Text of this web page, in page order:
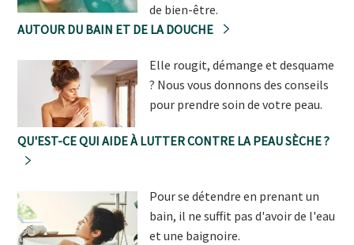
de bien-être.
AUTOUR DU BAIN ET DE LA DOUCHE
Elle rougit, démange et desquame
? Nous vous donnons des conseils
pour prendre soin de votre peau.
QU'EST-CE QUI AIDE À LUTTER CONTRE LA PEAU SÈCHE ?
Pour se détendre en prenant un
bain, il ne suffit pas d'avoir de l'eau
et une baignoire.